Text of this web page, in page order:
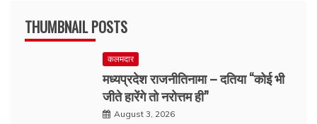
THUMBNAIL POSTS
कलमदार
मध्यप्रदेश राजनीतिनामा – दतिया “कोई भी
जीते हारेंगे तो नरोत्तम ही”
August 3, 2026